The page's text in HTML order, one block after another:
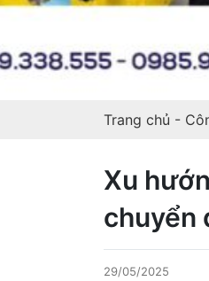
Trang chủ -
Xu
chuyển
29/05/2025